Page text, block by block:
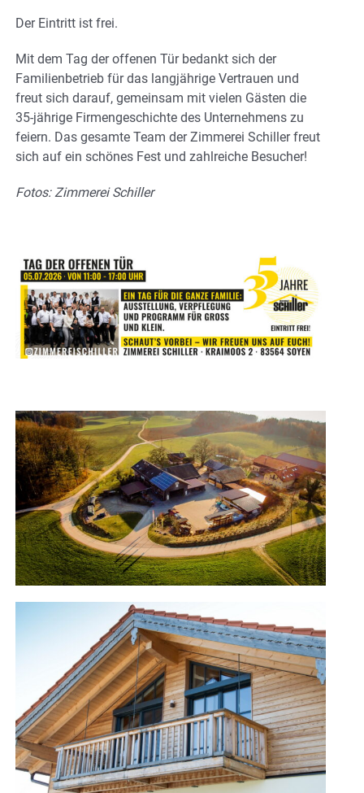
Der Eintritt ist frei.
Mit dem Tag der offenen Tür bedankt sich der
Familienbetrieb für das langjährige Vertrauen und
freut sich darauf, gemeinsam mit vielen Gästen die
35-jährige Firmengeschichte des Unternehmens zu
feiern. Das gesamte Team der Zimmerei Schiller freut
sich auf ein schönes Fest und zahlreiche Besucher!
Fotos: Zimmerei Schiller